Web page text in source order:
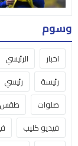
Nativity TV | تلفزيون المهد © 2025 جميع الحقوق محفوظة